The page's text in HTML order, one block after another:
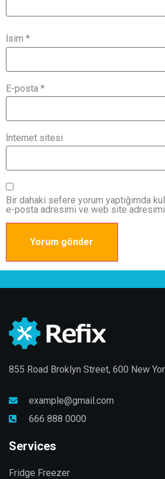
İsim *
E-posta *
İnternet sitesi
Bir dahaki sefere yorum yaptığımda
e-posta adresimi ve web site adresimi
855 Road Broklyn Street, 600 New
example@gmail.com
666 888 0000
Services
Fridge Freezer